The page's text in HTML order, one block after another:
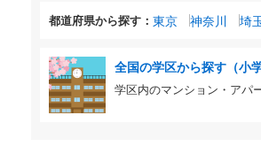
都道府県から探す： 東京 神奈川 埼
全国の学区から探す（小
学区内のマンション・アパ